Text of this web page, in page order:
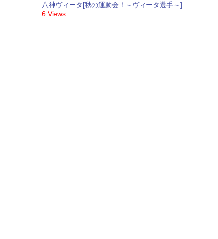
八神ヴィータ[秋の運動会！～ヴィータ選手～]
6 Views